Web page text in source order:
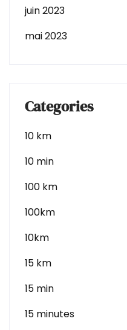
juin 2023
mai 2023
Categories
10 km
10 min
100 km
100km
10km
15 km
15 min
15 minutes